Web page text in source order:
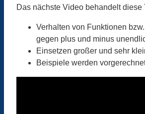
Das nächste Video behandelt diese
Verhalten von Funktionen
gegen plus und minus
Einsetzen großer und sehr
Beispiele werden